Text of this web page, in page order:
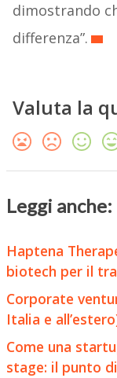
dimostrando
differenza”.
Valuta la
Leggi anche:
Haptena
biotech per il
Corporate
Italia e
Come una
stage: il punto